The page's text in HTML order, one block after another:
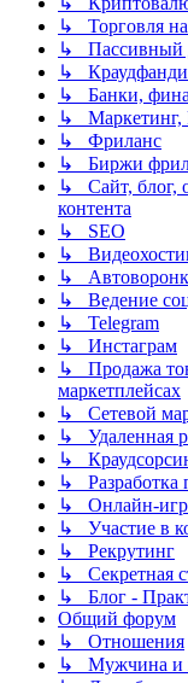
↳ Торговля
↳ Пассивный
↳
↳ Банки,
↳ Маркетинг,
↳ Фриланс
↳ Биржи
↳ Сайт, блог,
контента
↳ SEO
↳
↳
↳ Ведение
↳ Telegram
↳ Инстаграм
↳ Продажа
маркетплейсах
↳ Сетевой
↳ Удаленная
↳
↳ Разработка
↳ Онлайн-
↳ Участие в
↳ Рекрутинг
↳ Секретная
↳ Блог -
Общий форум
↳ Отношения
↳ Мужчина и